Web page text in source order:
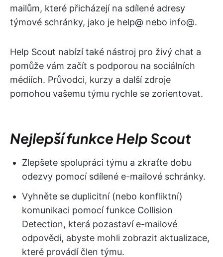
mailům, které přicházejí na sdílené adresy
týmové schránky, jako je help@ nebo info@.
Help Scout nabízí také nástroj pro živý chat a
pomůže vám začít s podporou na sociálních
médiích. Průvodci, kurzy a další zdroje
pomohou vašemu týmu rychle se zorientovat.
Nejlepší funkce Help Scout
Zlepšete spolupráci týmu a zkraťte dobu
odezvy pomocí sdílené e-mailové schránky.
Vyhněte se duplicitní (nebo konfliktní)
komunikaci pomocí funkce Collision
Detection, která pozastaví e-mailové
odpovědi, abyste mohli zobrazit aktualizace,
které provádí člen týmu.